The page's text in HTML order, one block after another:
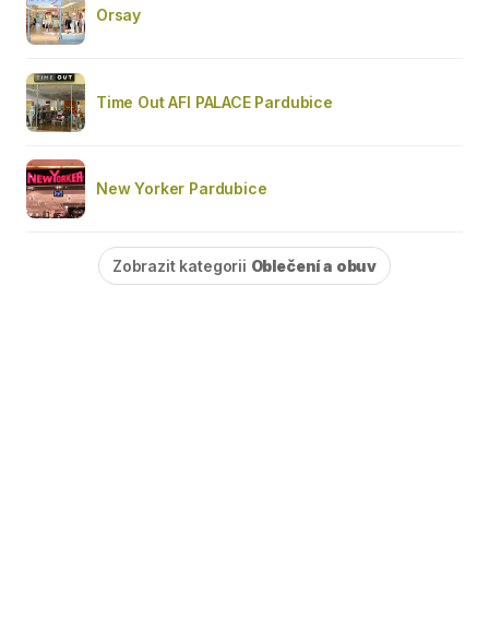
Orsay
Time Out AFI PALACE Pardubice
New Yorker Pardubice
Zobrazit kategorii Oblečení a obuv